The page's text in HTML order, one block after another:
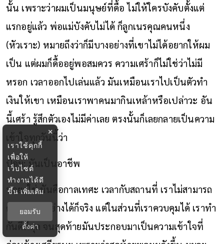
นั้น เพราะว่าผมเป็นมนุษย์ที่ดื้อ ไม่ให้ใครบังคับตั้งแต่
แรกอยู่แล้ว พ่อแม่บังคับไม่ได้ ก็ลูกเนรคุณคนหนึ่ง
(หัวเราะ) หมายถึงว่าก็มีบางอย่างที่เขาไม่ได้อยากให้ผม
เป็น แต่ผมก็ดื้ออยู่พอสมควร ความเศร้าก็ไม่ใช่ว่าไม่มี
หรอก เวลาออกไปเล่นแล้ว มันเหมือนเราไปเป็นตัวทำ
เงินให้เขา เหมือนเราพาคนมากินเหล้าหรือเปล่าวะ อัน
นี้เศร้า รู้สึกตัวเองไม่มีค่าเลย ตรงนั้นก็เลยกลายเป็นความ
เข้าใจทุกวันนี้ว่า
ป้อม: มันเป็นอาชีพ
บอย: ใช่ มันคือกาลเทศะ เวลากับสถานที่ เราไม่สามารถ
ควบคุมทุกอย่างได้ก็จริง แต่ในส่วนที่เราควบคุมได้ เราทำ
กันดีที่สุด จนสุดท้ายมันประกอบมาเป็นความเข้าใจที่
×
เราใช้คุกกี้
เพื่อให้
เว็บไซต์
ทำงานได้ดี
ขึ้นเพิ่มเติม
ยอมรับ
ตั้งค่า